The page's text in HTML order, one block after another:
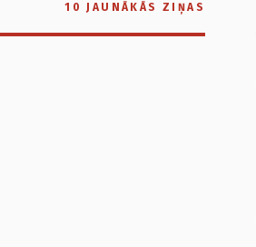
10 JAUNĀKĀS ZIŅAS